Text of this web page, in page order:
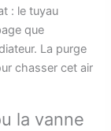
: le tuyau
que
La purge
chasser cet air
la vanne